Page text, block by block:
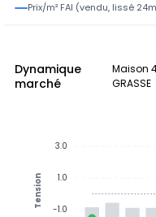
Prix/m² FAI (vendu, lissé
Dynamique
marché
Maison 4
GRASSE
3.0
1.0
-1.0
Tension